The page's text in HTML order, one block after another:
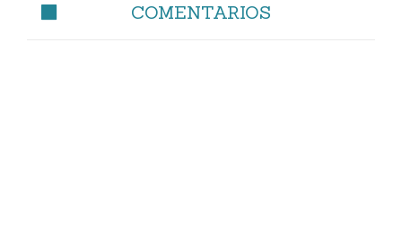
COMENTARIOS